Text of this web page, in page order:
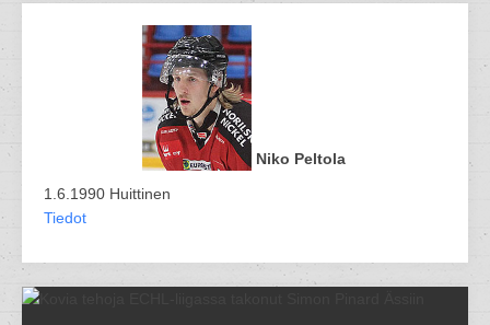
Niko Peltola
1.6.1990 Huittinen
Tiedot